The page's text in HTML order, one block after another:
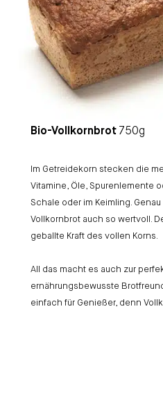
Bio-Vollkornbrot 750g
Im Getreidekorn stecken die
Vitamine, Öle, Spurenlemente
Schale oder im Keimling.
Vollkornbrot auch so wertvoll.
geballte Kraft des vollen Korns.
All das macht es auch zur
ernährungsbewusste
einfach für Genießer, denn